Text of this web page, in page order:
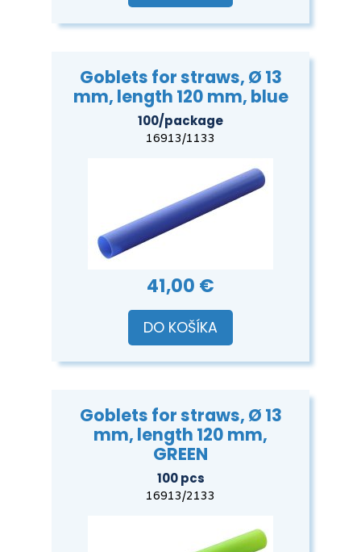
Goblets for straws, Ø 13
mm, length 120 mm, blue
100/package
16913/1133
41,00 €
DO KOŠÍKA
Goblets for straws, Ø 13
mm, length 120 mm,
GREEN
100 pcs
16913/2133